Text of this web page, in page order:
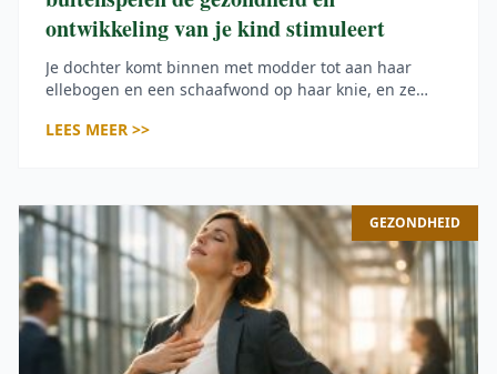
ontwikkeling van je kind stimuleert
Je dochter komt binnen met modder tot aan haar
ellebogen en een schaafwond op haar knie, en ze
klimtoestel in de tuin doorgebracht en wil eigenlijk
LEES MEER >>
GEZONDHEID